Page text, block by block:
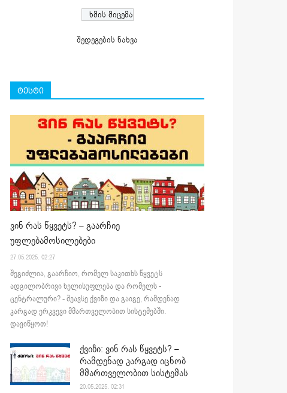
შედეგების ნახვა
ტესტი
ვინ რას წყვეტს? – გაარჩიე
უფლებამოსილებები
27.05.2025. 02:27
შეგიძლია, გაარჩიო, რომელ საკითხს წყვეტს
ადგილობრივი ხელისუფლება და რომელს -
ცენტრალური? - შეავსე ქვიზი და გაიგე, რამდენად
კარგად ერკვევი მმართველობით სისტემებში.
დავიწყოთ!
ქვიზი: ვინ რას წყვეტს? –
რამდენად კარგად იცნობ
მმართველობით სისტემას
20.05.2025. 02:31